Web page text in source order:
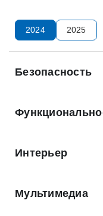
2024 2025
Безопасность
Интерьер
Мультимедиа